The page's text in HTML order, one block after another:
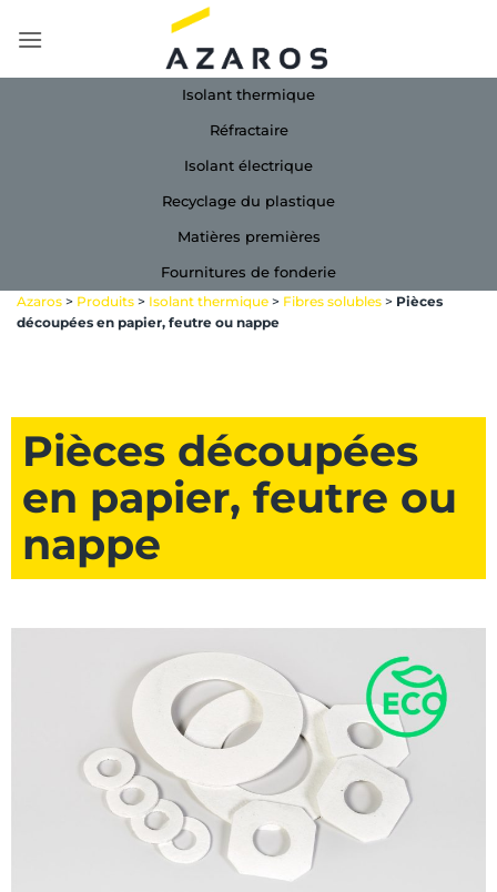
au
Isolant thermique
Réfractaire
Isolant électrique
Recyclage du plastique
Matières premières
Fournitures de fonderie
Azaros > Produits > Isolant thermique > Fibres solubles > Pièces
découpées en papier, feutre ou nappe
Pièces découpées
en papier, feutre ou
nappe